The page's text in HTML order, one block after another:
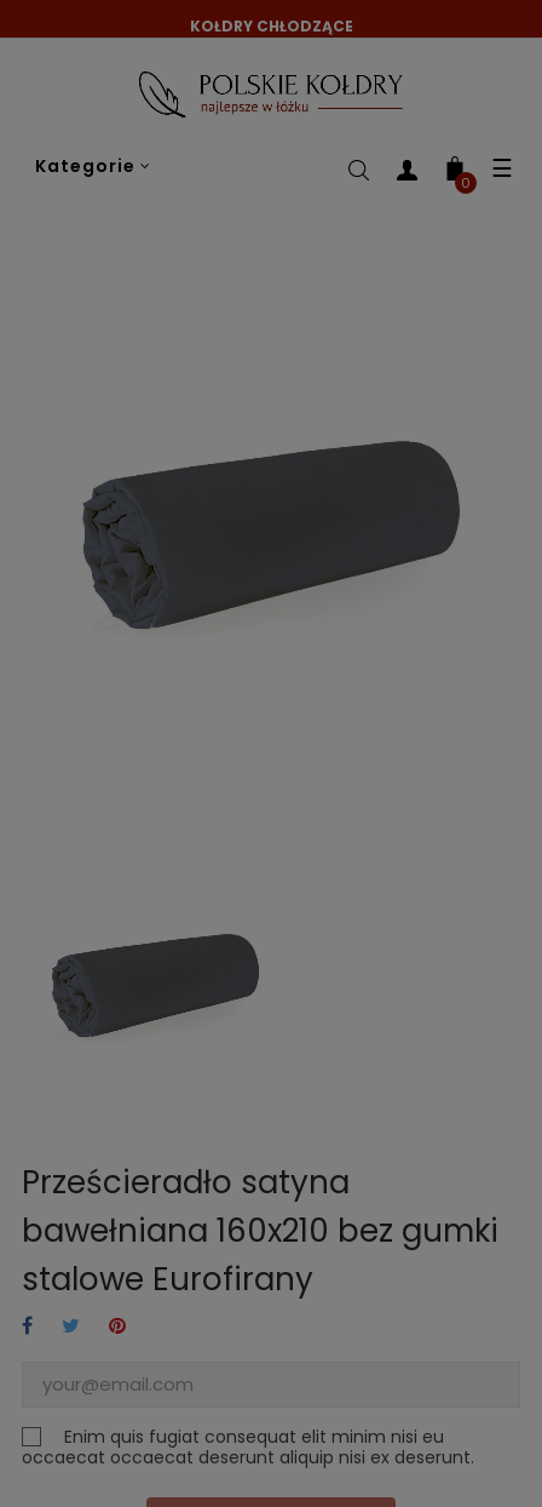
KOŁDRY CHŁODZĄCE
Kategorie ☰
0
Prześcieradło satyna
bawełniana 160x210 bez gumki
stalowe Eurofirany
Enim quis fugiat consequat elit minim nisi eu
occaecat occaecat deserunt aliquip nisi ex deserunt.